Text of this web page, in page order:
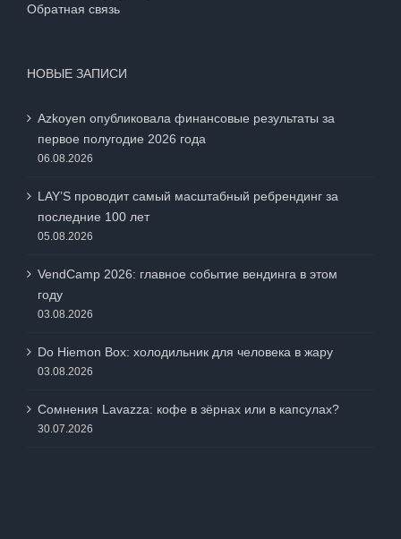
Обратная связь
НОВЫЕ ЗАПИСИ
Azkoyen опубликовала финансовые результаты за
первое полугодие 2026 года
06.08.2026
LAY’S проводит самый масштабный ребрендинг за
последние 100 лет
05.08.2026
VendCamp 2026: главное событие вендинга в этом
году
03.08.2026
Do Hiemon Box: холодильник для человека в жару
03.08.2026
Сомнения Lavazza: кофе в зёрнах или в капсулах?
30.07.2026